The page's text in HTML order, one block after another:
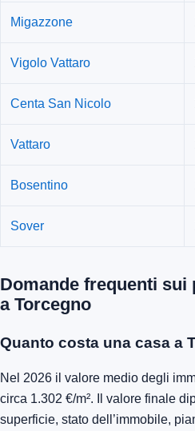
Migazzone
Vigolo Vattaro
Centa San Nicolo
Vattaro
Bosentino
Sover
Domande frequenti
a Torcegno
Quanto costa una casa a
Nel 2026 il valore medio degli
circa 1.302 €/m². Il valore finale
superficie, stato dell’immobile,